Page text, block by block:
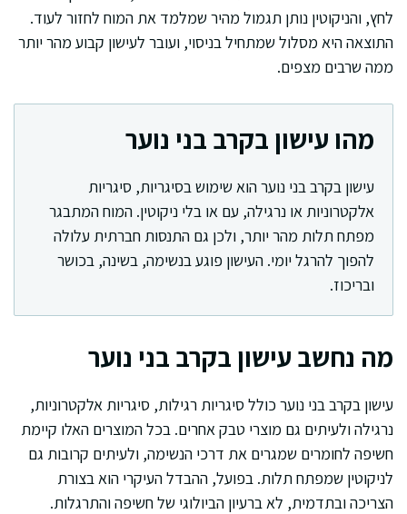
לחץ, והניקוטין נותן תגמול מהיר שמלמד את המוח לחזור לעוד.
התוצאה היא מסלול שמתחיל בניסוי, ועובר לעישון קבוע מהר יותר
ממה שרבים מצפים.
מהו עישון בקרב בני נוער
עישון בקרב בני נוער הוא שימוש בסיגריות, סיגריות
אלקטרוניות או נרגילה, עם או בלי ניקוטין. המוח המתבגר
מפתח תלות מהר יותר, ולכן גם התנסות חברתית עלולה
להפוך להרגל יומי. העישון פוגע בנשימה, בשינה, בכושר
ובריכוז.
מה נחשב עישון בקרב בני נוער
עישון בקרב בני נוער כולל סיגריות רגילות, סיגריות אלקטרוניות,
נרגילה ולעיתים גם מוצרי טבק אחרים. בכל המוצרים האלו קיימת
חשיפה לחומרים שמגרים את דרכי הנשימה, ולעיתים קרובות גם
לניקוטין שמפתח תלות. בפועל, ההבדל העיקרי הוא בצורת
הצריכה ובתדמית, לא ברעיון הביולוגי של חשיפה והתרגלות.